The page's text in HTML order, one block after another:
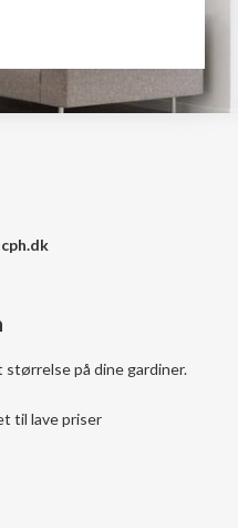
på dine gardiner.
til lave priser